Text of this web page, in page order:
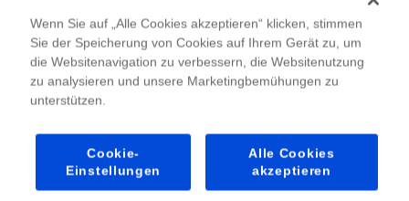
Sie beschäftigen Kinder und fördern gleichzeitig
Sie können es überall verwenden — zu Hause, im
Sie regen Gespräche über Chanukka-Werte wie Licht,
Wenn Sie auf „Alle Cookies akzeptieren“ klicken, stimmen
Sie der Speicherung von Cookies auf Ihrem Gerät zu, um
die Websitenavigation zu verbessern, die Websitenutzung
zu analysieren und unsere Marketingbemühungen zu
unterstützen.
Cookie-
Einstellungen
Alle Cookies
akzeptieren